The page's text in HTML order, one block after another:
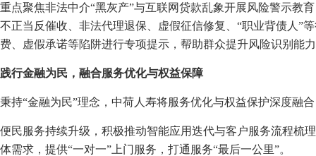
重点聚焦非法中介“黑灰产”与互联网贷款乱象开展风险警示教
不正当反催收、非法代理退保、虚假征信修复、“职业背债人”
费、虚假承诺等陷阱进行专项提示，帮助群众提升风险识别能
践行金融为民，融合服务优化与权益保障
秉持“金融为民”理念，中荷人寿将服务优化与权益保护深度融
便民服务持续升级，积极推动智能应用迭代与客户服务流程梳
体需求，提供“一对一”上门服务，打通服务“最后一公里”。